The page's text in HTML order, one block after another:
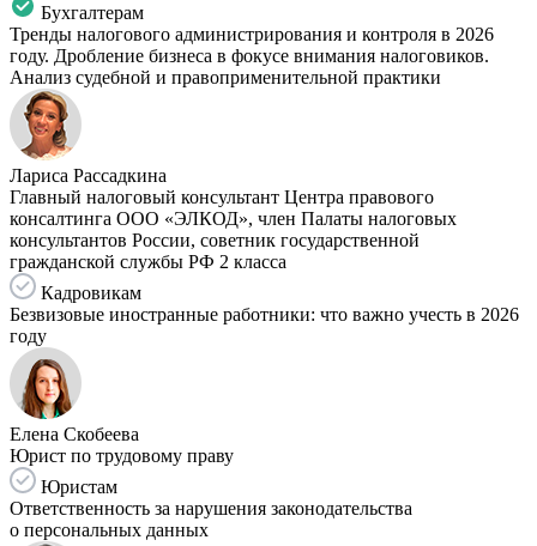
Бухгалтерам
Тренды налогового администрирования и контроля в 2026
году. Дробление бизнеса в фокусе внимания налоговиков.
Анализ судебной и правоприменительной практики
Лариса Рассадкина
Главный налоговый консультант Центра правового
консалтинга ООО «ЭЛКОД», член Палаты налоговых
консультантов России, советник государственной
гражданской службы РФ 2 класса
Кадровикам
Безвизовые иностранные работники: что важно учесть в 2026
году
Елена Скобеева
Юрист по трудовому праву
Юристам
Ответственность за нарушения законодательства
о персональных данных